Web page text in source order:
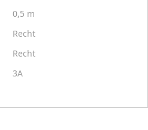
0,5 m
Recht
Recht
3A